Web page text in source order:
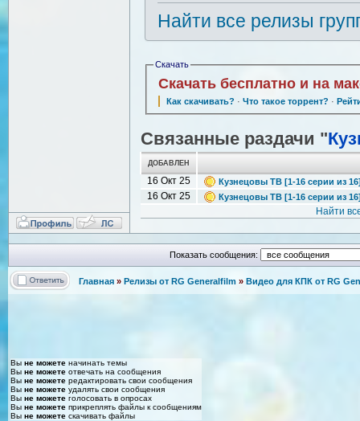
Найти все релизы
Скачать
Скачать бесплатно и на
Как скачивать? · Что такое торрент? ·
Связанные раздачи "
ДОБАВЛЕН
16 Окт 25 Кузнецовы ТВ [1-16 серии из
16 Окт 25 Кузнецовы ТВ [1-16 серии из
Найти
Показать сообщения:
Главная » Релизы от RG Generalfilm » Видео для КПК от RG
Вы не можете начинать темы
Вы не можете отвечать на сообщения
Вы не можете редактировать свои сообщения
Вы не можете удалять свои сообщения
Вы не можете голосовать в опросах
Вы не можете прикреплять файлы к сообщениям
Вы не можете скачивать файлы